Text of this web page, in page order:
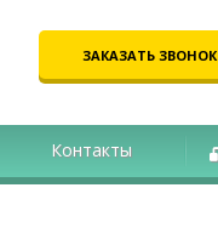
ЗАКАЗАТЬ ЗВОНОК
Контакты